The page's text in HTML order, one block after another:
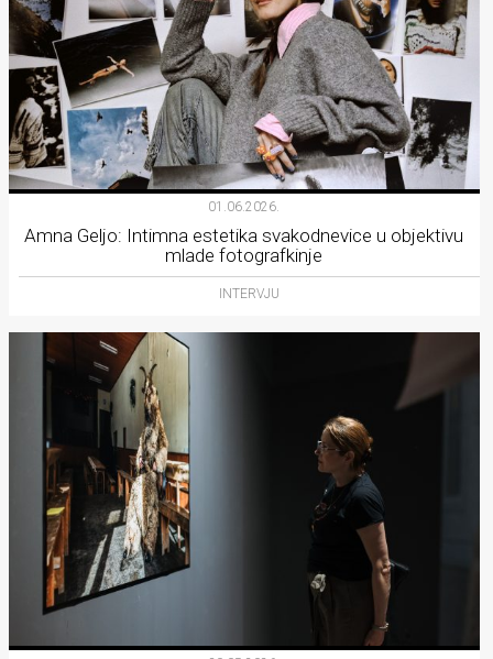
01.06.2026.
Amna Geljo: Intimna estetika svakodnevice u objektivu
mlade fotografkinje
INTERVJU